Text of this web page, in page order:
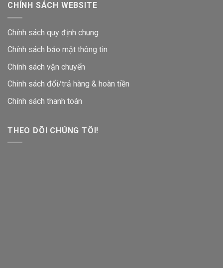
CHÍNH SÁCH WEBSITE
Chính sách quy định chung
Chính sách bảo mật thông tin
Chính sách vận chuyển
Chinh sách đổi/trả hàng & hoàn tiền
Chính sách thanh toán
THEO DÕI CHÚNG TÔI!